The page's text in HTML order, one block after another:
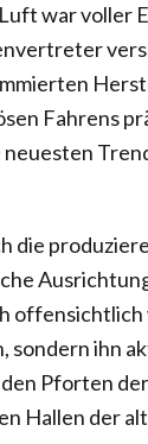
war voller
Fahrens
neuesten
die
offensichtlich
sondern ihn
den Pforten der
Hallen der